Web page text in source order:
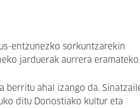
entzunezko sorkuntzarekin
jarduerak aurrera eramateko.
berritu ahal izango da.
ditu Donostiako kultur eta